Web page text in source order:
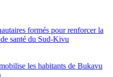
formés pour renforcer la
santé du Sud-Kivu
les habitants de Bukavu